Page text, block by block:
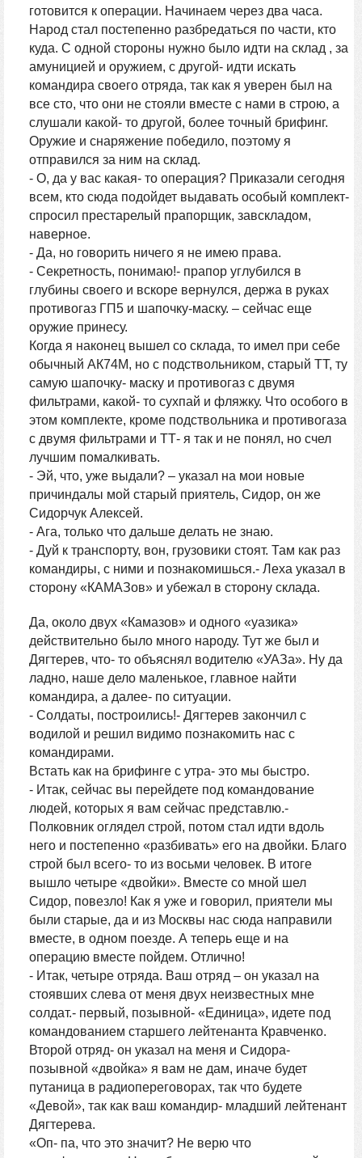
готовится к операции. Начинаем через два часа.
Народ стал постепенно разбредаться по части, кто
куда. С одной стороны нужно было идти на склад , за
амуницией и оружием, с другой- идти искать
командира своего отряда, так как я уверен был на
все сто, что они не стояли вместе с нами в строю, а
слушали какой- то другой, более точный брифинг.
Оружие и снаряжение победило, поэтому я
отправился за ним на склад.
- О, да у вас какая- то операция? Приказали сегодня
всем, кто сюда подойдет выдавать особый комплект-
спросил престарелый прапорщик, завскладом,
наверное.
- Да, но говорить ничего я не имею права.
- Секретность, понимаю!- прапор углубился в
глубины своего и вскоре вернулся, держа в руках
противогаз ГП5 и шапочку-маску. – сейчас еще
оружие принесу.
Когда я наконец вышел со склада, то имел при себе
обычный АК74М, но с подствольником, старый ТТ, ту
самую шапочку- маску и противогаз с двумя
фильтрами, какой- то сухпай и фляжку. Что особого в
этом комплекте, кроме подствольника и противогаза
с двумя фильтрами и ТТ- я так и не понял, но счел
лучшим помалкивать.
- Эй, что, уже выдали? – указал на мои новые
причиндалы мой старый приятель, Сидор, он же
Сидорчук Алексей.
- Ага, только что дальше делать не знаю.
- Дуй к транспорту, вон, грузовики стоят. Там как раз
командиры, с ними и познакомишься.- Леха указал в
сторону «КАМАЗов» и убежал в сторону склада.
Да, около двух «Камазов» и одного «уазика»
действительно было много народу. Тут же был и
Дягтерев, что- то объяснял водителю «УАЗа». Ну да
ладно, наше дело маленькое, главное найти
командира, а далее- по ситуации.
- Солдаты, построились!- Дягтерев закончил с
водилой и решил видимо познакомить нас с
командирами.
Встать как на брифинге с утра- это мы быстро.
- Итак, сейчас вы перейдете под командование
людей, которых я вам сейчас представлю.-
Полковник оглядел строй, потом стал идти вдоль
него и постепенно «разбивать» его на двойки. Благо
строй был всего- то из восьми человек. В итоге
вышло четыре «двойки». Вместе со мной шел
Сидор, повезло! Как я уже и говорил, приятели мы
были старые, да и из Москвы нас сюда направили
вместе, в одном поезде. А теперь еще и на
операцию вместе пойдем. Отлично!
- Итак, четыре отряда. Ваш отряд – он указал на
стоявших слева от меня двух неизвестных мне
солдат.- первый, позывной- «Единица», идете под
командованием старшего лейтенанта Кравченко.
Второй отряд- он указал на меня и Сидора-
позывной «двойка» я вам не дам, иначе будет
путаница в радиопереговорах, так что будете
«Девой», так как ваш командир- младший лейтенант
Дягтерева.
«Оп- па, что это значит? Не верю что